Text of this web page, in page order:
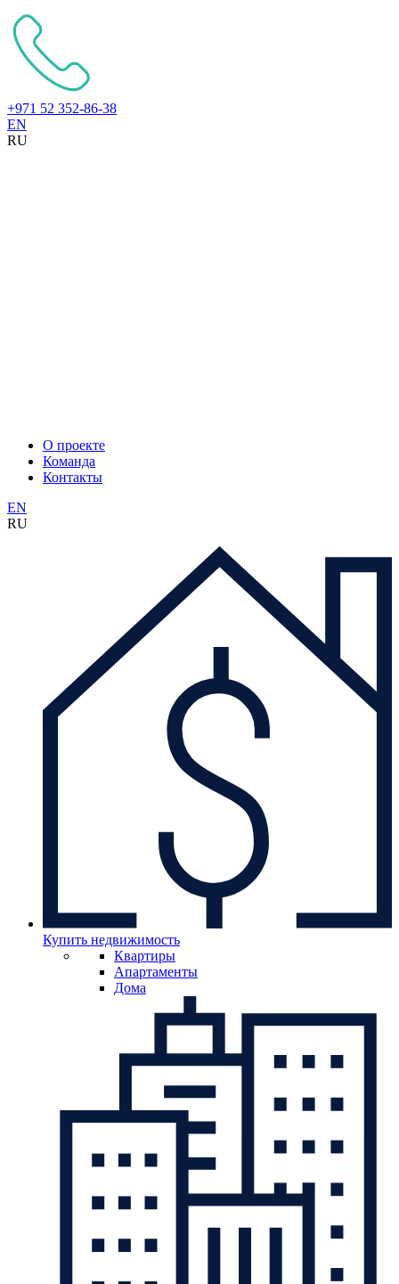
+971 52 352-86-38
EN
RU
О проекте
Команда
Контакты
EN
RU
Купить недвижимость
Квартиры
Апартаменты
Дома